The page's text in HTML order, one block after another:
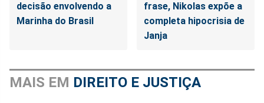
decisão envolvendo a
Marinha do Brasil
frase, Nikolas expõe a
completa hipocrisia de
Janja
MAIS EM DIREITO E JUSTIÇA